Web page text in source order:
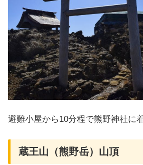
避難小屋から10分程で熊野神社に
蔵王山（熊野岳）山頂